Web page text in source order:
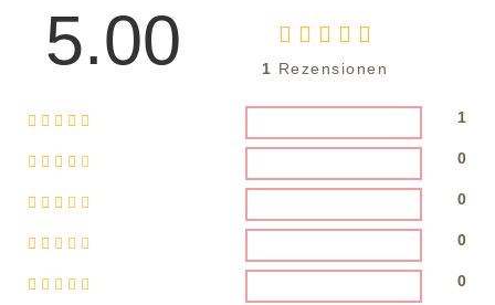
5.00 1 Rezensionen
1
0
0
0
0